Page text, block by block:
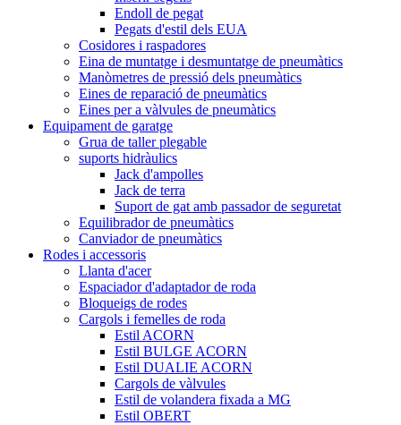
Endoll de pegat
Pegats d'estil dels EUA
Cosidores i raspadores
Eina de muntatge i desmuntatge de pneumàtics
Manòmetres de pressió dels pneumàtics
Eines de reparació de pneumàtics
Eines per a vàlvules de pneumàtics
Equipament de garatge
Grua de taller plegable
suports hidràulics
Jack d'ampolles
Jack de terra
Suport de gat amb passador de seguretat
Equilibrador de pneumàtics
Canviador de pneumàtics
Rodes i accessoris
Llanta d'acer
Espaciador d'adaptador de roda
Bloqueigs de rodes
Cargols i femelles de roda
Estil ACORN
Estil BULGE ACORN
Estil DUALIE ACORN
Cargols de vàlvules
Estil de volandera fixada a MG
Estil OBERT